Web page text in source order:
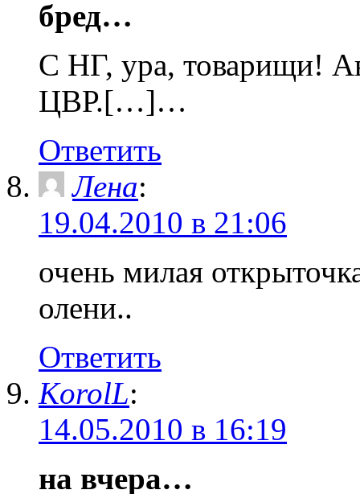
бред…
С НГ, ура, товарищи!
ЦВР.[…]…
Ответить
Лена:
19.04.2010 в 21:06
очень милая
олени..
Ответить
KorolL:
14.05.2010 в 16:19
на вчера…